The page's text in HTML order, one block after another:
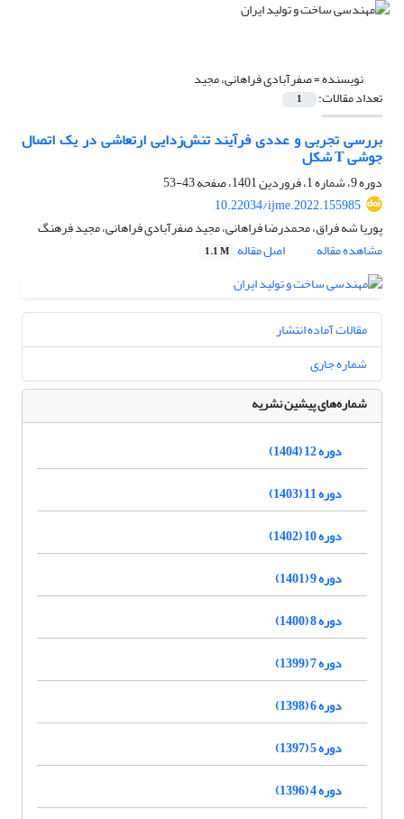
نویسنده =صفرآبادی فراهانی، مجید
تعداد مقالات: 1
بررسی تجربی و عددی فرآیند تنش‌زدایی ارتعاشی در یک اتصال
جوشی T شکل
دوره 9، شماره 1، فروردین 1401، صفحه
43-53
10.22034/ijme.2022.155985
پوریا شه فراق، محمدرضا فراهانی، مجید صفرآبادی فراهانی، مجید فرهنگ
مشاهده مقاله
اصل مقاله 1.1 M
مقالات آماده انتشار
شماره جاری
شماره‌های پیشین نشریه
دوره 12 (1404)
دوره 11 (1403)
دوره 10 (1402)
دوره 9 (1401)
دوره 8 (1400)
دوره 7 (1399)
دوره 6 (1398)
دوره 5 (1397)
دوره 4 (1396)